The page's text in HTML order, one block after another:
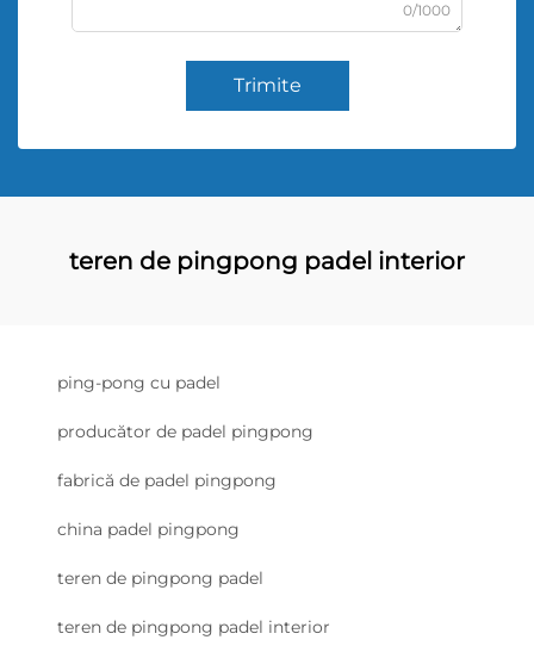
0/1000
Trimite
teren de pingpong padel interior
ping-pong cu padel
producător de padel pingpong
fabrică de padel pingpong
china padel pingpong
teren de pingpong padel
teren de pingpong padel interior